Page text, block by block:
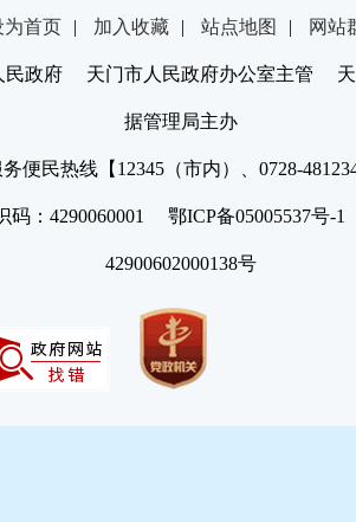
为首页 | 加入收藏 | 站点地图 | 网站
民政府 天门市人民政府办公室主管 天
据管理局主办
务便民热线【12345（市内）、0728-
码：4290060001 鄂ICP备05005537号
42900602000138号